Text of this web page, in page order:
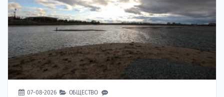
07-08-2026 ОБЩЕСТВО